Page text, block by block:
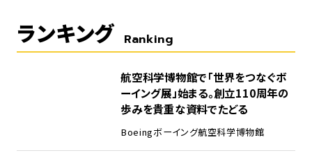
ランキング Ranking
航空科学博物館で「世界をつなぐボ
ーイング展」始まる。創立110周年の
歩みを貴重な資料でたどる
Boeingボーイング航空科学博物館